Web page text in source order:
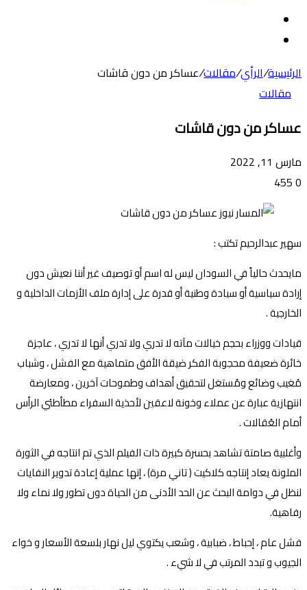
المظلم
الرئيسية/الرأي/مقالات/عساكر من دون قاشات
مقالات
عساكر من دون قاشات
مارس 11, 2022
0
سهير عبدالرحيم تكتب :
مايحدث حالياً في السودان ليس له اسم أو توصيف غير أننا نعيش دون
إرادة سياسية أو سيادة وطنية أو قدرة على إدارة ملف الأزمات الداخلية و
الخارجية .
قيادات ووزراء بحجم خيالات مآته لا تدري ولا تدري أنها لا تدري ، عاجزة
خائرة ضعيفة محجوبة الفكر ضيقة الأفق متماهية مع الفشل ، وشباب
مُغيب وضائع ومُستغل لتحقيق أهداف وطموحات آخرين ، ومعارضة
انتهازية عبارة عن عملاء وخونة لاعقين لأحذية السفراء مطأطئي الرأس
أمام العُقالات .
وأغلبية صامتة تشاهد بحسرة كبيرة ذات الفيلم الذي تم انتاجه في الثورة
الملونة يعاد إنتاجه كلاكيت ( تاني مرة) ، إنها عملية إعادة تدوير النفايات
لنظل في دوامة البحث عن الحد الأدنى من الحياة دون تطور ولا نماء ولا
رفاهية.
فشل عام ، إحباط ، ضبابية ، وشعب يكتوي ليل نهار بلسعة الأسعار و خواء
الجيوب و تبدد المرتب في لا شيء .